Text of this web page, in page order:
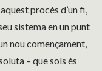
procés d’un fi,
sistema en un punt
nou començament,
– que sols és